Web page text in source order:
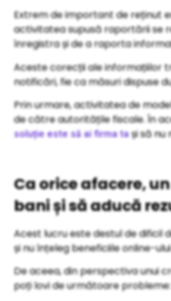
Extrem de important de reținut
activitatea supusă raportării se
înregistra și de a raporta
Aceste corecții ale informațiilor
notificări, fie ca măsuri dispuse
Prin urmare, activitatea de
de către autoritățile fiscale. În
soluție este să ai firma tași să nu
Ca orice afacere,
bani și să aducă
Acest lucru este destul de dificil
și nu înțeleg beneficiile online-
De aceea, din perspectiva unui
poți lovi de următoare probleme: